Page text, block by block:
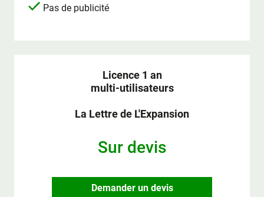
Pas de publicité
Licence 1 an
multi-utilisateurs
La Lettre de L'Expansion
Sur devis
Demander un devis